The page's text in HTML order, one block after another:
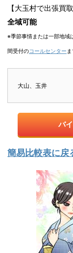
【大玉村で出張買
全域可能
※季節事情または一部地域
間受付のコールセンター
大山、玉井
バ
簡易比較表に戻